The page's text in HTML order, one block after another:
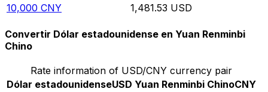
10,000 CNY 1,481.53 USD
Convertir Dólar estadounidense en Yuan Renminbi
Chino
Rate information of USD/CNY currency pair
Dólar estadounidenseUSD Yuan Renminbi ChinoCNY